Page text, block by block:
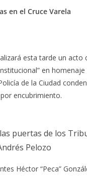
en el Cruce Varela
esta tarde un acto
en
de la Ciudad
encubrimiento.
puertas de los
Pelozo
Héctor “Peca”